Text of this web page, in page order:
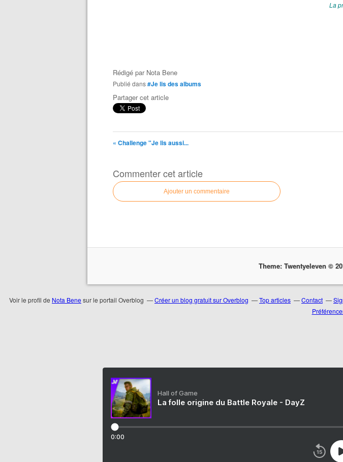
La
Rédigé par Nota Bene
Publié dans#Je lis des albums
Partager cet article
« Challenge "Je lis aussi...
Commenter cet article
Ajouter un commentaire
Theme: Twentyeleven ©
Voir le profil de Nota Bene sur le portail Overblog Créer un blog gratuit sur Overblog Top articles Contact
Hall of Game
La folle origine du Battle Royale - DayZ
0:00